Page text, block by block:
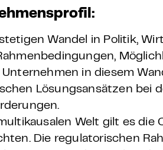
Wandel in Politik,
Unternehmen in diesem
Lösungsansätzen bei
Welt gilt es die
Die regulatorischen